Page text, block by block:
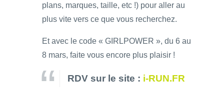
plans, marques, taille, etc !) pour aller au
plus vite vers ce que vous recherchez.
Et avec le code « GIRLPOWER », du 6 au
8 mars, faite vous encore plus plaisir !
RDV sur le site : i-RUN.FR